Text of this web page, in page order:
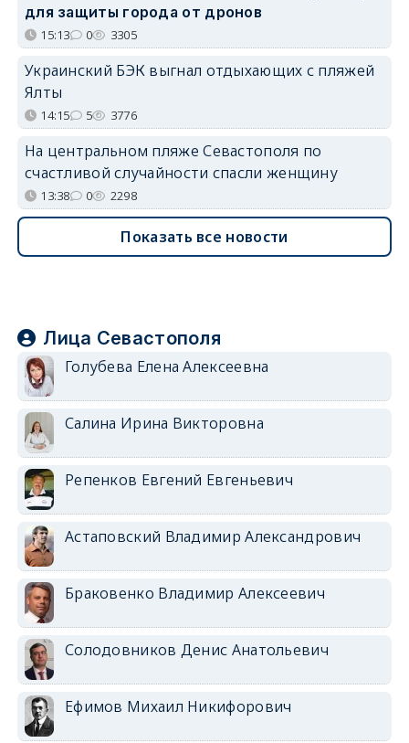
для защиты города от дронов
15:13 0 3305
Украинский БЭК выгнал отдыхающих с пляжей
Ялты
14:15 5 3776
На центральном пляже Севастополя по
счастливой случайности спасли женщину
13:38 0 2298
Показать все новости
Лица Севастополя
Голубева Елена Алексеевна
Салина Ирина Викторовна
Репенков Евгений Евгеньевич
Астаповский Владимир Александрович
Браковенко Владимир Алексеевич
Солодовников Денис Анатольевич
Ефимов Михаил Никифорович